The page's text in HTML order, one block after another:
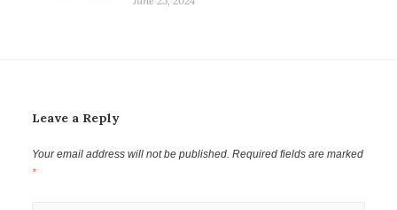
Leave a Reply
Your email address will not be published. Required fields are marked
*